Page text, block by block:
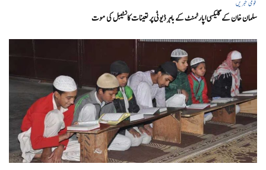
قومی خبریں
سلمان خان کے گلیکسی اپارٹمنٹ کے باہر ڈیوٹی پر تعینات کانسٹیبل کی موت